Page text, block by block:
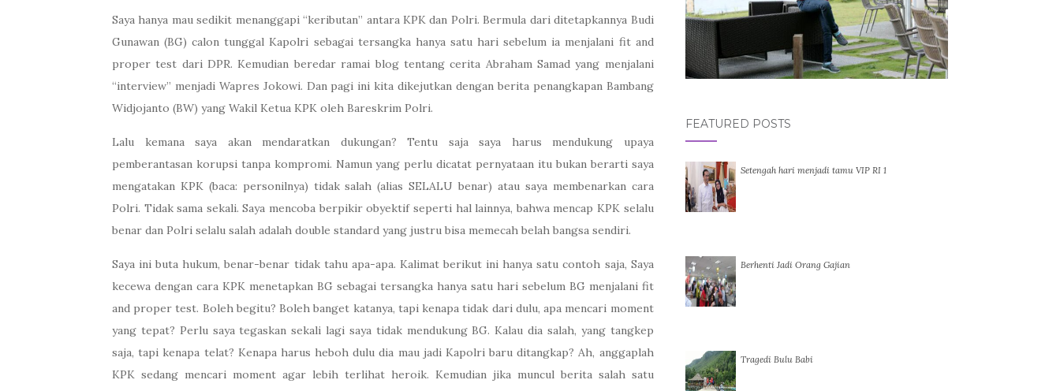
Saya hanya mau sedikit menanggapi “keributan” antara KPK dan Polri. Bermula dari ditetapkannya Budi
Gunawan (BG) calon tunggal Kapolri sebagai tersangka hanya satu hari sebelum ia menjalani fit and
proper test dari DPR. Kemudian beredar ramai blog tentang cerita Abraham Samad yang menjalani
“interview” menjadi Wapres Jokowi. Dan pagi ini kita dikejutkan dengan berita penangkapan Bambang
Widjojanto (BW) yang Wakil Ketua KPK oleh Bareskrim Polri.
Lalu kemana saya akan mendaratkan dukungan? Tentu saja saya harus mendukung upaya
pemberantasan korupsi tanpa kompromi. Namun yang perlu dicatat pernyataan itu bukan berarti saya
mengatakan KPK (baca: personilnya) tidak salah (alias SELALU benar) atau saya membenarkan cara
Polri. Tidak sama sekali. Saya mencoba berpikir obyektif seperti hal lainnya, bahwa mencap KPK selalu
benar dan Polri selalu salah adalah double standard yang justru bisa memecah belah bangsa sendiri.
Saya ini buta hukum, benar-benar tidak tahu apa-apa. Kalimat berikut ini hanya satu contoh saja, Saya
kecewa dengan cara KPK menetapkan BG sebagai tersangka hanya satu hari sebelum BG menjalani fit
and proper test. Boleh begitu? Boleh banget katanya, tapi kenapa tidak dari dulu, apa mencari moment
yang tepat? Perlu saya tegaskan sekali lagi saya tidak mendukung BG. Kalau dia salah, yang tangkep
saja, tapi kenapa telat? Kenapa harus heboh dulu dia mau jadi Kapolri baru ditangkap? Ah, anggaplah
KPK sedang mencari moment agar lebih terlihat heroik. Kemudian jika muncul berita salah satu
FEATURED POSTS
Setengah hari menjadi tamu VIP RI 1
Berhenti Jadi Orang Gajian
Tragedi Bulu Babi